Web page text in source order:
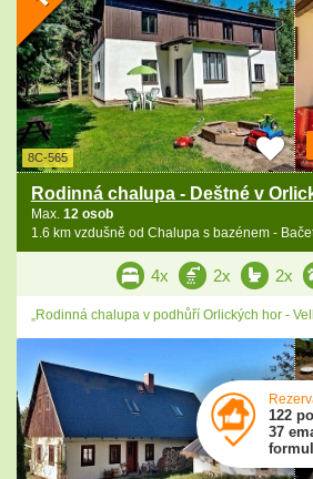
8C-565
Rodinná chalupa - Deštné v
Max. 12 osob
1.6 km vzdušně od Chalupa s bazénem -
4x 2x 2x
„Rodinná chalupa v podhůří Orlických hor -
122
37